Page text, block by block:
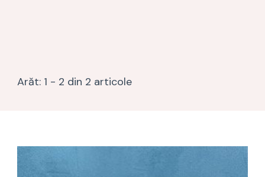
Arăt: 1 - 2 din 2 articole